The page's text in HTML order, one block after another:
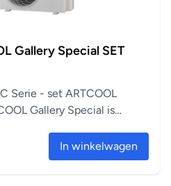
Gallery Special SET
Serie - set ARTCOOL
Gallery Special is
In winkelwagen